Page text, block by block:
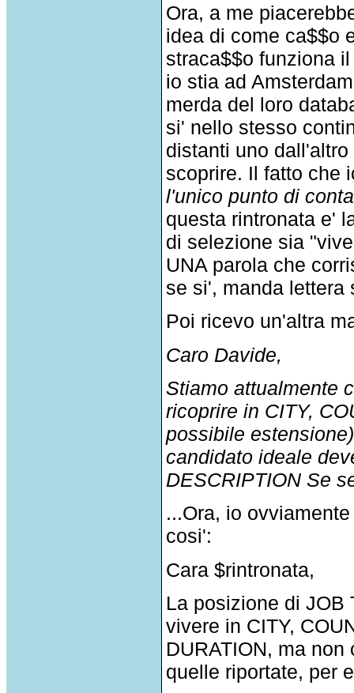
Ora, a me
idea di come ca$$o
straca$$o funziona
io stia ad
merda del loro
si' nello stesso
distanti uno
scoprire. Il fatto che
l'unico punto di
questa rintronata e'
di selezione sia
UNA parola che
se si', manda lettera
Poi ricevo un'altra
Caro Davide,
Stiamo attualmente
ricoprire in CITY,
possibile
candidato ideale
DESCRIPTION Se
...Ora, io
cosi':
Cara $rintronata,
La posizione di JOB
vivere in CITY,
DURATION, ma
quelle riportate, per